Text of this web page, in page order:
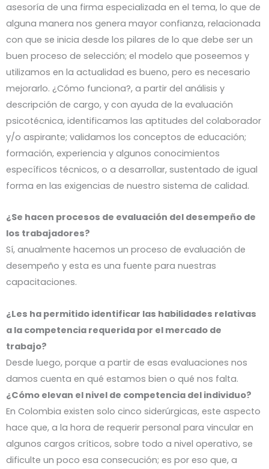
asesoría de una firma especializada en el tema, lo que de
alguna manera nos genera mayor confianza, relacionada
con que se inicia desde los pilares de lo que debe ser un
buen proceso de selección; el modelo que poseemos y
utilizamos en la actualidad es bueno, pero es necesario
mejorarlo. ¿Cómo funciona?, a partir del análisis y
descripción de cargo, y con ayuda de la evaluación
psicotécnica, identificamos las aptitudes del colaborador
y/o aspirante; validamos los conceptos de educación;
formación, experiencia y algunos conocimientos
específicos técnicos, o a desarrollar, sustentado de igual
forma en las exigencias de nuestro sistema de calidad.
¿Se hacen procesos de evaluación del desempeño de
los trabajadores?
Sí, anualmente hacemos un proceso de evaluación de
desempeño y esta es una fuente para nuestras
capacitaciones.
¿Les ha permitido identificar las habilidades relativas
a la competencia requerida por el mercado de
trabajo?
Desde luego, porque a partir de esas evaluaciones nos
damos cuenta en qué estamos bien o qué nos falta.
¿Cómo elevan el nivel de competencia del individuo?
En Colombia existen solo cinco siderúrgicas, este aspecto
hace que, a la hora de requerir personal para vincular en
algunos cargos críticos, sobre todo a nivel operativo, se
dificulte un poco esa consecución; es por eso que, a